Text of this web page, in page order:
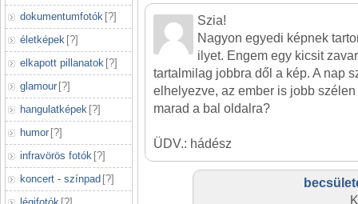
dokumentumfotók [?]
életképek [?]
elkapott pillanatok [?]
glamour [?]
hangulatképek [?]
humor [?]
infravörös fotók [?]
koncert - színpad [?]
Szia!
Nagyon egyedi képnek
ilyet. Engem egy kicsit
tartalmilag jobbra dől a kép. A nap
elhelyezve, az ember is jobb
marad a bal oldalra?
ÜDV.: hádész